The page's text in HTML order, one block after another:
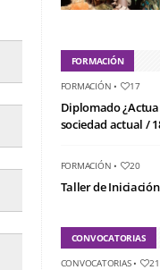
FORMACIÓN
FORMACIÓN • 17
Diplomado
sociedad actual /
FORMACIÓN • 20
Taller de
CONVOCATORIAS
CONVOCATORIAS• 21